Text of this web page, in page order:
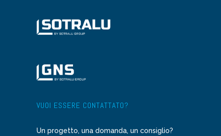
VUOI ESSERE CONTATTATO?
Un progetto, una domanda, un consiglio?